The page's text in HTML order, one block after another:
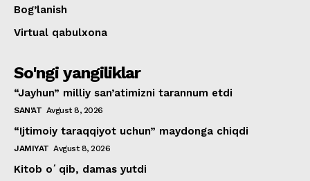
Bog’lanish
Virtual qabulxona
So'ngi yangiliklar
“Jayhun” milliy san’atimizni tarannum etdi
SAN'AT Avgust 8, 2026
“Ijtimoiy taraqqiyot uchun” maydonga chiqdi
JAMIYAT Avgust 8, 2026
Kitob oʻqib, damas yutdi